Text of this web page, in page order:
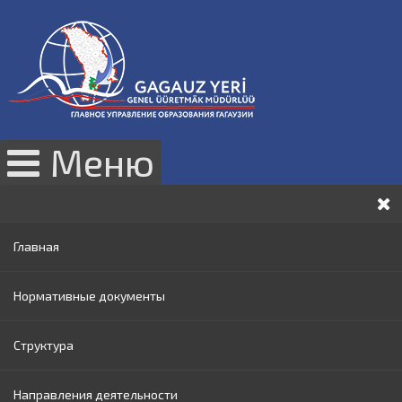
Меню
Главная
Нормативные документы
Законы РМ
Нормативные акты Правительства РМ
Структура
Руководство
Направления деятельности